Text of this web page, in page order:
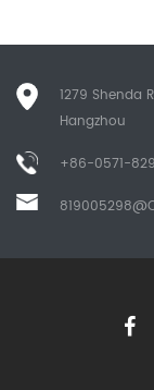
1279 Shenda
Hangzhou
+86-0571-